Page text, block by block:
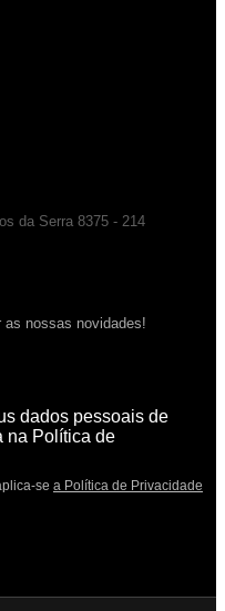
da Serra 8375 - 214
as nossas novidades!
dados pessoais de
na Política de
se a Política de Privacidade